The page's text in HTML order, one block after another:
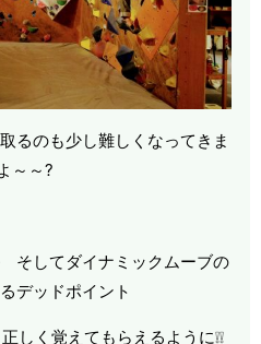
るのも少し難しくなってきま
～～?
そしてダイナミックムーブの
デッドポイント
く覚えてもらえるように❕❕